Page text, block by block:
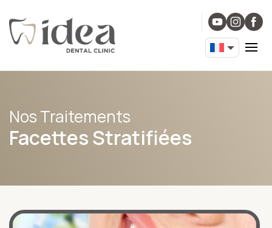
Nos Traitements
Facettes Stratifiées